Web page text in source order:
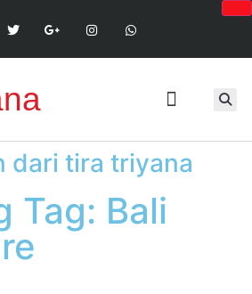
dari tira triyana
Tag: Bali